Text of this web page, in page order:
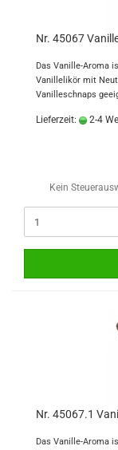
Nr. 45067
Das Vanille-Aroma
Vanillelikör mit
Vanilleschnaps
Lieferzeit: 2-4
Kein
Nr. 45067.1
Das Vanille-Aroma